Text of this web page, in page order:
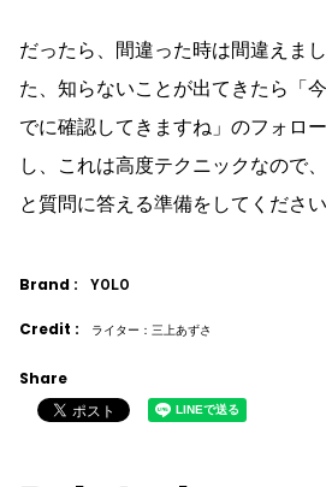
だったら、間違った時は間違えま
た、知らないことが出てきたら「
でに確認してきますね」のフォロ
し、これは高度テクニックなので
と質問に答える準備をしてください
Brand : YOLO
Credit : ライター：三上あずさ
Share